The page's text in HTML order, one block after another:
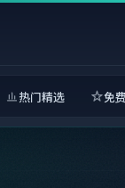
热门精选 免